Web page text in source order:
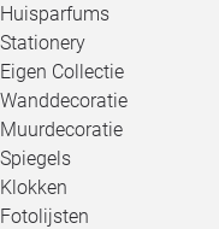
Huisparfums
Stationery
Eigen Collectie
Wanddecoratie
Muurdecoratie
Spiegels
Klokken
Fotolijsten